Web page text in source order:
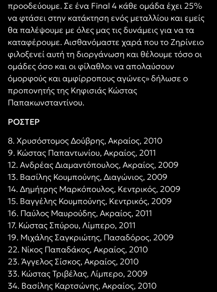
προοδεύουμε. Σε ένα Final 4 κάθε ομάδα έχει 25%
να φτάσει στην κατάκτηση ενός μεταλλίου και εμείς
θα παλέψουμε με όλες μας τις δυνάμεις για να τα
καταφέρουμε. Αισθανόμαστε χαρά που το Ζηρίνειο
φιλοξενεί αυτή τη διοργάνωση και θέλουμε τόσο οι
ομάδες όσο και οι φίλαθλοι να απολαύσουν
όμορφούς και αμφίρροπους αγώνες» δήλωσε ο
προπονητής της Κηφισιάς Κώστας
Παπακωνσταντίνου.
ΡΟΣΤΕΡ
8. Χρυσόστομος Δούβρης, Ακραίος, 2010
9. Κώστας Παπαντωνίου, Ακραίος, 2011
12. Ανδρέας Διαμαντόπουλος, Ακραίος, 2009
13. Βασίλης Κουμπούνης, Διαγώνιος, 2009
14. Δημήτρης Μαρκόπουλος, Κεντρικός, 2009
15. Βαγγέλης Κουμπούνης, Κεντρικός, 2009
16. Παύλος Μαυρούδης, Ακραίος, 2011
17. Κώστας Σπύρου, Λίμπερο, 2011
19. Μιχάλης Σαγκριώτης, Πασαδόρος, 2009
22. Νίκος Παπαδάκος, Ακραίος, 2010
23. Άγγελος Σίσκος, Ακραίος, 2010
33. Κώστας Τριβέλας, Λίμπερο, 2009
34. Βασίλης Καρτσώνης, Ακραίος, 2010